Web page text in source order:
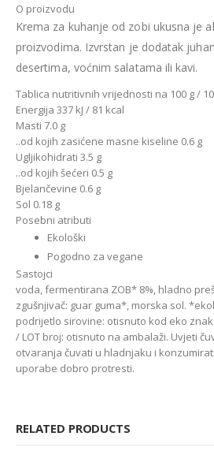
O proizvodu
Krema za kuhanje od zobi ukusna je
proizvodima. Izvrstan je dodatak
desertima, voćnim salatama ili kavi.
Tablica nutritivnih vrijednosti na 100 g /
Energija 337 kJ / 81 kcal
Masti 7.0 g
..od kojih zasićene masne kiseline 0.6 g
Ugljikohidrati 3.5 g
..od kojih šećeri 0.5 g
Bjelančevine 0.6 g
Sol 0.18 g
Posebni atributi
Ekološki
Pogodno za vegane
Sastojci
voda, fermentirana ZOB* 8%, hladno
zgušnjivač: guar guma*, morska sol.
podrijetlo sirovine: otisnuto kod eko
/ LOT broj: otisnuto na ambalaži. Uvjeti
otvaranja čuvati u hladnjaku i
uporabe dobro protresti.
RELATED PRODUCTS